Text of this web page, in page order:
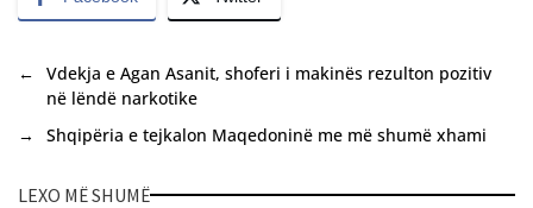
←
Vdekja e Agan Asanit, shoferi i makinës rezulton pozitiv
në lëndë narkotike
→
Shqipëria e tejkalon Maqedoninë me më shumë xhami
LEXO MË SHUMË